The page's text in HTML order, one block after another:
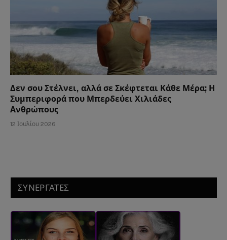
Δεν σου Στέλνει, αλλά σε Σκέφτεται Κάθε Μέρα; Η
Συμπεριφορά που Μπερδεύει Χιλιάδες
Ανθρώπους
12 Ιουλίου 2026
ΣΥΝΕΡΓΑΤΕΣ